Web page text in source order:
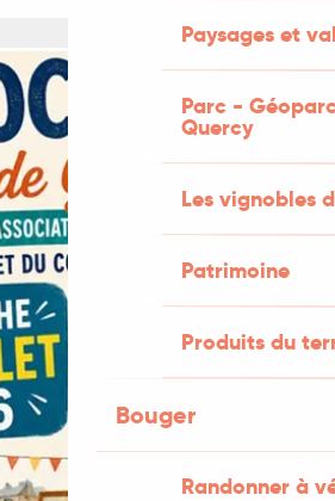
Paysages et
Parc -
Quercy
Les vignobles
Patrimoine
Produits du
Bouger
Randonner à